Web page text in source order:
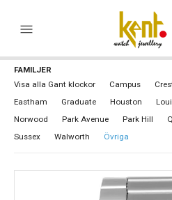
HEM
KLOCKOR
VARUMÄRKEN
HÅLTAGNING ÖRON
FAMILJER
Visa alla Gant klockor
Campus
Eastham
Graduate Houston
Norwood
Park Avenue Park Hill
Sussex
Walworth Övriga